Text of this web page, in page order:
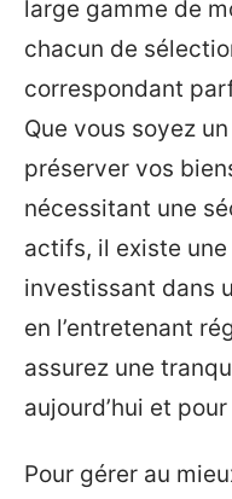
large gamme de
chacun de
correspondant
Que vous soyez
préserver vos
nécessitant une
actifs, il existe
investissant dans
en l’entretenant
assurez une
aujourd’hui et
Pour gérer au